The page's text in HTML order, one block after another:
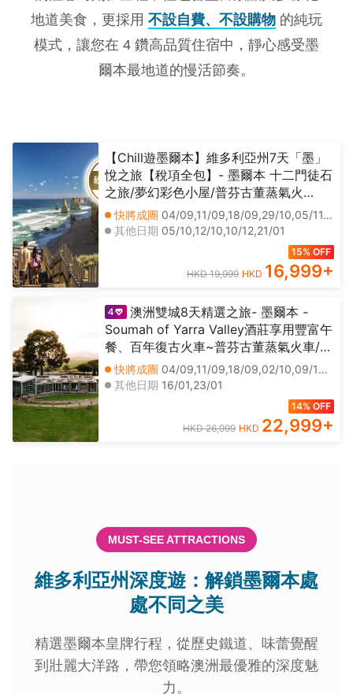
地道美食，更採用 不設自費、不設購物 的純玩
模式，讓您在 4 鑽高品質住宿中，靜心感受墨
爾本最地道的慢活節奏。
【Chill遊墨爾本】維多利亞州7天「墨」
悅之旅【稅項全包】- 墨爾本 十二門徒石
之旅/夢幻彩色小屋/普芬古董蒸氣火
車/Rochford酒莊/野生動物園/菲利普島~
夜觀神仙企鵝回巢
快將成團 04/09,11/09,18/09,29/10,05/11,12/11,19/11,26/11,03/12,07/01,14/01,18/02,25/02,04/03,11/03,18/03
其他日期 05/10,12/10,10/12,21/01
15% OFF
HKD 19,999 HKD 16,999+
澳洲雙城8天精選之旅- 墨爾本 -
Soumah of Yarra Valley酒莊享用豐富午
餐、百年復古火車~普芬古董蒸氣火車/
悉尼-歌劇院一小時導賞遊、曼利沙灘、
藍山國家公園乘南半球最陡峭的鐵路
快將成團 04/09,11/09,18/09,02/10,09/10,16/10,31/10,07/11,14/11,21/11,28/11,05/12,12/12,02/01,09/01,13/02,20/02,27/02,06/03,13/03
其他日期 16/01,23/01
14% OFF
HKD 26,999 HKD 22,999+
MUST-SEE ATTRACTIONS
維多利亞州深度遊：解鎖墨爾本處
處不同之美
精選墨爾本皇牌行程，從歷史鐵道、味蕾覺醒
到壯麗大洋路，帶您領略澳洲最優雅的深度魅
力。